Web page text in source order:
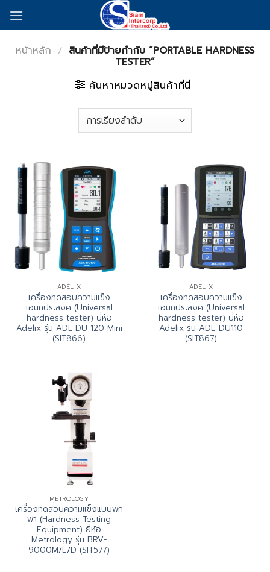
หน้าหลัก / สินค้าที่มีป้ายกำกับ “PORTABLE HARDNESS
TESTER”
ค้นหาหมวดหมู่สินค้าที่นี่
ADELIX
เครื่องทดสอบความแข็ง
เอนกประสงค์ (Universal
hardness tester) ยี่ห้อ
Adelix รุ่น ADL DU 120 Mini
(SIT866)
ADELIX
เครื่องทดสอบความแข็ง
เอนกประสงค์ (Universal
hardness tester) ยี่ห้อ
Adelix รุ่น ADL-DU110
(SIT867)
METROLOGY
เครื่องทดสอบความแข็งแบบพก
พา (Hardness Testing
Equipment) ยี่ห้อ
Metrology รุ่น BRV-
9000M/E/D (SIT577)